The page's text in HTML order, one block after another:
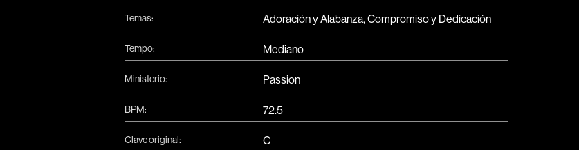
Temas: Adoración y Alabanza,Compromiso y Dedicación
Tempo: Mediano
Ministerio: Passion
BPM: 72.5
Clave original: C